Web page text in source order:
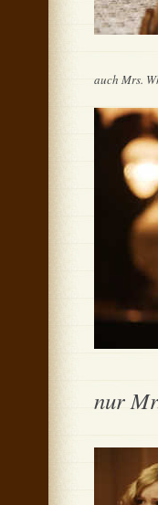
auch Mrs.
nur